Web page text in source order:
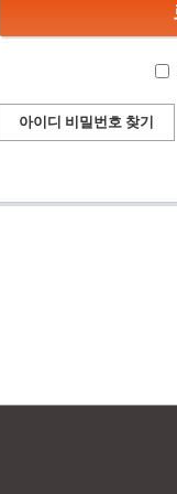
아이디 비밀번호 찾기